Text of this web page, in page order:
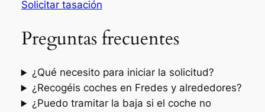
Solicitar tasación
Preguntas frecuentes
¿Qué necesito para iniciar la solicitud?
¿Recogéis coches en Fredes y alrededores?
¿Puedo tramitar la baja si el coche no